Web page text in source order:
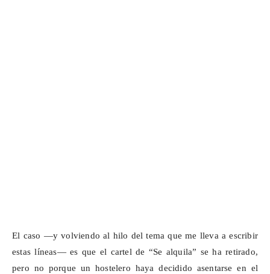
El caso —y volviendo al hilo del tema que me lleva a escribir
estas líneas— es que el cartel de “Se alquila” se ha retirado,
pero no porque un hostelero haya decidido asentarse en el